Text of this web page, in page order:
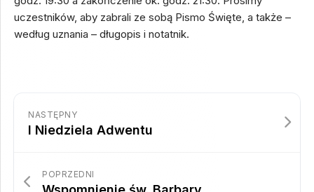
uczestników, aby zabrali ze sobą Pismo Święte, a także –
według uznania – długopis i notatnik.
NASTĘPNY
I Niedziela Adwentu
POPRZEDNI